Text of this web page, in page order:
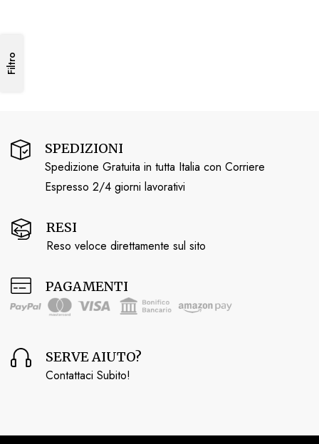
Filtro
SPEDIZIONI
Spedizione Gratuita in tutta Italia con Corriere
Espresso 2/4 giorni lavorativi
RESI
Reso veloce direttamente sul sito
PAGAMENTI
SERVE AIUTO?
Contattaci Subito!